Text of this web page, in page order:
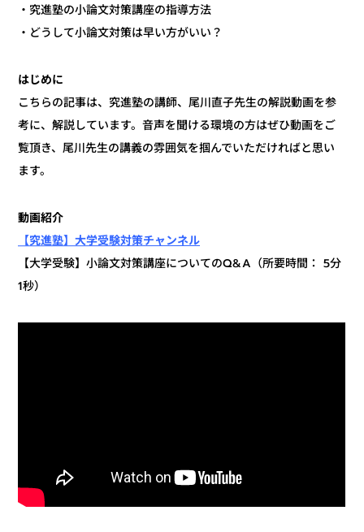
・究進塾の小論文対策講座の指導方法
・どうして小論文対策は早い方がいい？
はじめに
こちらの記事は、究進塾の講師、尾川直子先生の解説動画を参
考に、解説しています。音声を聞ける環境の方はぜひ動画をご
覧頂き、尾川先生の講義の雰囲気を掴んでいただければと思い
ます。
動画紹介
【究進塾】大学受験対策チャンネル
【大学受験】小論文対策講座についてのQ&A（所要時間： 5分
1秒）